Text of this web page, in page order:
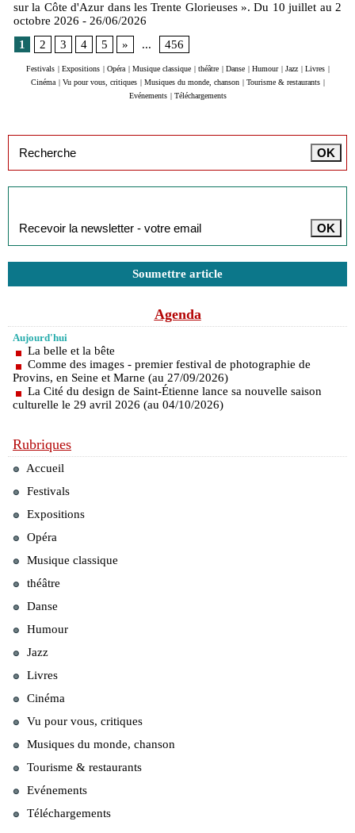
sur la Côte d'Azur dans les Trente Glorieuses ». Du 10 juillet au 2
octobre 2026 - 26/06/2026
1
2 3 4 5 » ... 456
Festivals | Expositions | Opéra | Musique classique | théâtre | Danse | Humour | Jazz | Livres |
Cinéma | Vu pour vous, critiques | Musiques du monde, chanson | Tourisme & restaurants |
Evénements | Téléchargements
Soumettre article
Agenda
Aujourd'hui
La belle et la bête
Comme des images - premier festival de photographie de
Provins, en Seine et Marne (au 27/09/2026)
La Cité du design de Saint-Étienne lance sa nouvelle saison
culturelle le 29 avril 2026 (au 04/10/2026)
Rubriques
Accueil
Festivals
Expositions
Opéra
Musique classique
théâtre
Danse
Humour
Jazz
Livres
Cinéma
Vu pour vous, critiques
Musiques du monde, chanson
Tourisme & restaurants
Evénements
Téléchargements